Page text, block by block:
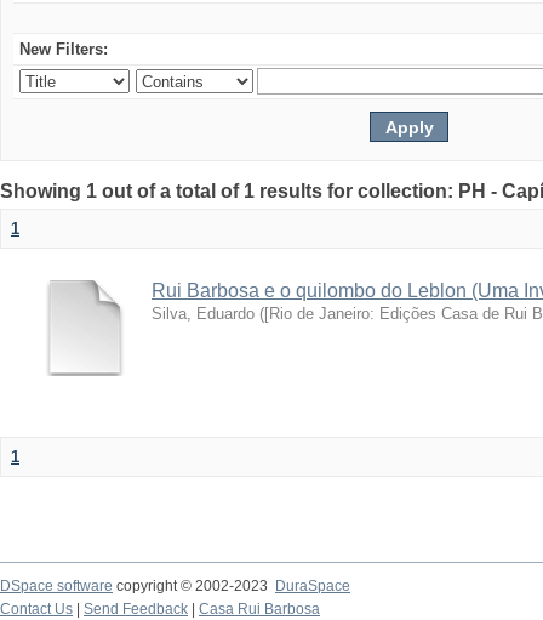
New Filters:
Showing 1 out of a total of 1 results for collection: PH -
1
Rui Barbosa e o quilombo do Leblon (Uma
Silva, Eduardo ([Rio de Janeiro: Edições Casa de Rui
1
DSpace software copyright © 2002-2023
DuraSpace
Contact Us
Send Feedback Casa Rui Barbosa